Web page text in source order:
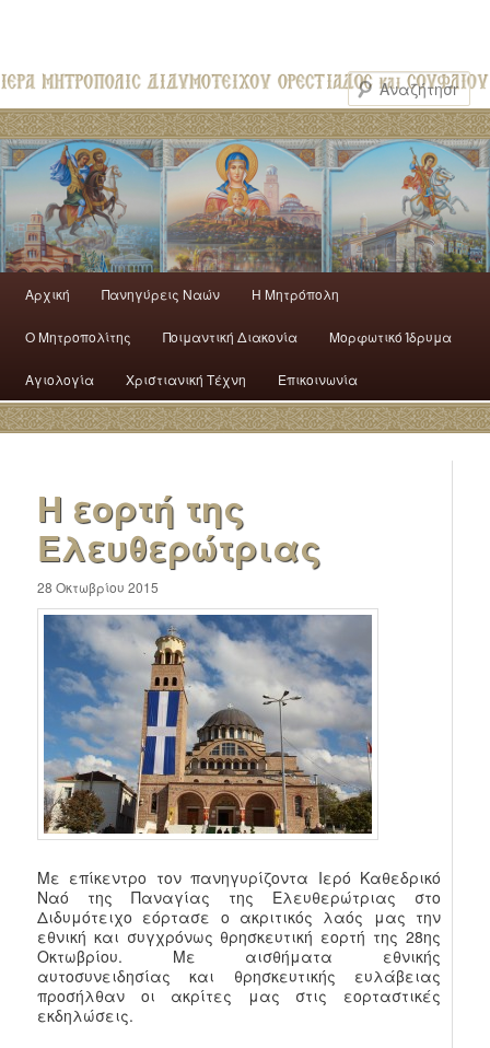
Αρχική Πανηγύρεις Ναών H Mητρόπολη
Ο Mητροπολίτης Ποιμαντική Διακονία Μορφωτικό Ίδρυμα
Αγιολογία Χριστιανική Τέχνη Επικοινωνία
Η εορτή της
Ελευθερώτριας
28 Οκτωβρίου 2015
Με επίκεντρο τον πανηγυρίζοντα Ιερό Καθεδρικό
Ναό της Παναγίας της Ελευθερώτριας στο
Διδυμότειχο εόρτασε ο ακριτικός λαός μας την
εθνική και συγχρόνως θρησκευτική εορτή της 28ης
Οκτωβρίου. Με αισθήματα εθνικής
αυτοσυνειδησίας και θρησκευτικής ευλάβειας
προσήλθαν οι ακρίτες μας στις εορταστικές
εκδηλώσεις.